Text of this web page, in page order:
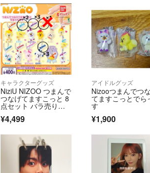
コメント後は購入の有無にかかわ
逃げはおやめください。「今回は
なければ削除、ブロックいたしま
これからも沢山のご縁があると思
いと思っております。よろしくお
キャラクターグッズ
NiziU NIZOO つまんで
つなげてますこっと 8
点セット バラ売り
◎ ニジュー ニズー ガ
チャ リチュ リヨ マヤ
¥4,499
アイドルグッズ
Nizooつまんでつ
てますこっとでら
す
¥1,900